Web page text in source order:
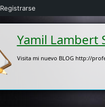
Yamil Lambert
Visita mi nuevo BLOG http://
Registrarse